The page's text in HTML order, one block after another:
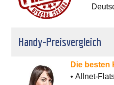
Handy-Preisvergleich
Die besten
• Allnet-